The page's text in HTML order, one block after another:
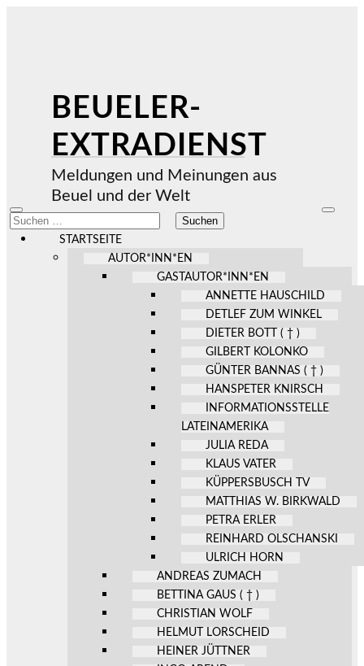
BEUELER-
EXTRADIENST
Meldungen und Meinungen aus
Beuel und der Welt
Mobile-
Menü
ein-/ausblenden
Suchen
nach:
STARTSEITE
AUTOR*INN*EN
GASTAUTOR*INN*EN
ANNETTE HAUSCHILD
DETLEF ZUM WINKEL
DIETER BOTT ( † )
GILBERT KOLONKO
GÜNTER BANNAS ( † )
HANSPETER KNIRSCH
INFORMATIONSSTELLE
LATEINAMERIKA
JULIA REDA
KLAUS VATER
KÜPPERSBUSCH TV
MATTHIAS W. BIRKWALD
PETRA ERLER
REINHARD OLSCHANSKI
ULRICH HORN
ANDREAS ZUMACH
BETTINA GAUS ( † )
CHRISTIAN WOLF
HELMUT LORSCHEID
HEINER JÜTTNER